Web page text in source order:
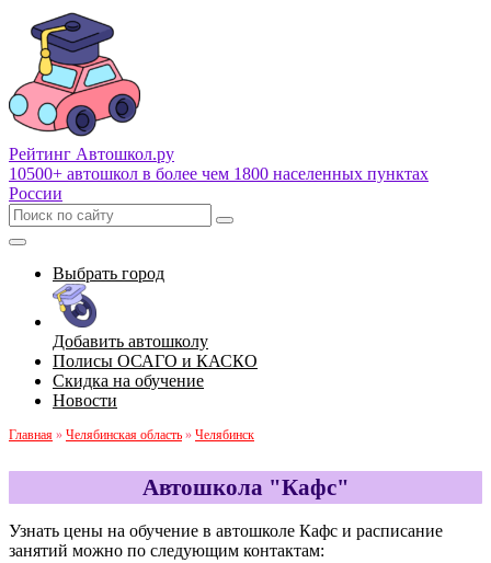
Рейтинг Автошкол.ру
10500+ автошкол в более чем 1800 населенных пунктах
России
Выбрать город
Добавить автошколу
Полисы ОСАГО и КАСКО
Скидка на обучение
Новости
Главная » Челябинская область » Челябинск
Автошкола "Кафс"
Узнать цены на обучение в автошколе Кафс и расписание
занятий можно по следующим контактам: